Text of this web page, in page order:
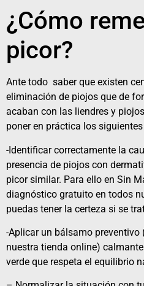
¿Cómo
picor?
Ante todo saber que existen
eliminación de piojos que de
acaban con las liendres y
poner en práctica los
-Identificar correctamente la
presencia de piojos con
picor similar. Para ello en Sin
diagnóstico gratuito en todos
puedas tener la certeza si se
-Aplicar un bálsamo preventivo
nuestra tienda online)
verde que respeta el equilibrio